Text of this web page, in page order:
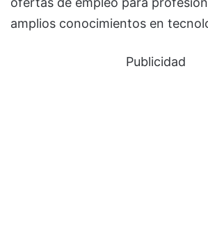
amplios conocimientos en
Publicidad